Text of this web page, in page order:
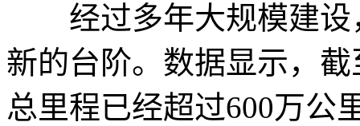
经过多年大规模建设
新的台阶。数据显示，
总里程已经超过600万公